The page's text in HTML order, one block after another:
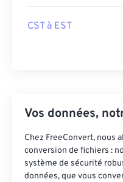
CST à EST
Vos données,
Chez FreeConvert, nous
conversion de fichiers :
système de sécurité
données, que vous